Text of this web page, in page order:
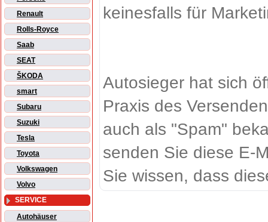
Renault
Rolls-Royce
Saab
SEAT
ŠKODA
smart
Subaru
Suzuki
Tesla
Toyota
Volkswagen
Volvo
SERVICE
Autohäuser
keinesfalls für
Autosieger hat sich
Praxis des
auch als "Spam"
senden Sie diese E-
Sie wissen, dass